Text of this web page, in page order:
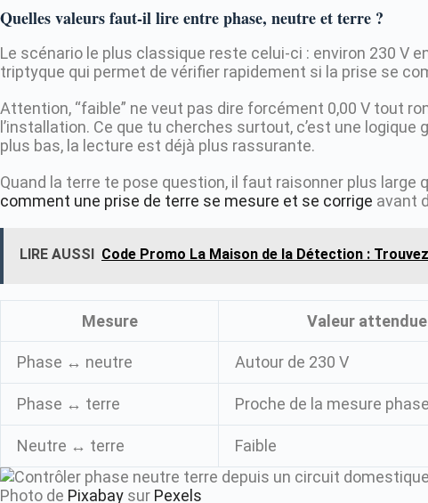
Quelles valeurs faut-il lire entre phase, neutre et terre ?
Le scénario le plus classique reste celui-ci : environ 230 V
triptyque qui permet de vérifier rapidement si la prise se
Attention, “faible” ne veut pas dire forcément 0,00 V tout
l’installation. Ce que tu cherches surtout, c’est une
plus bas, la lecture est déjà plus rassurante.
Quand la terre te pose question, il faut raisonner plus large
comment une prise de terre se mesure et se corrige avant
LIRE AUSSI Code Promo La Maison de la Détection :
Mesure Valeur
Phase ↔ neutre Autour de 230 V
Phase ↔ terre Proche de la mesure
Neutre ↔ terre Faible
Photo de Pixabay sur Pexels